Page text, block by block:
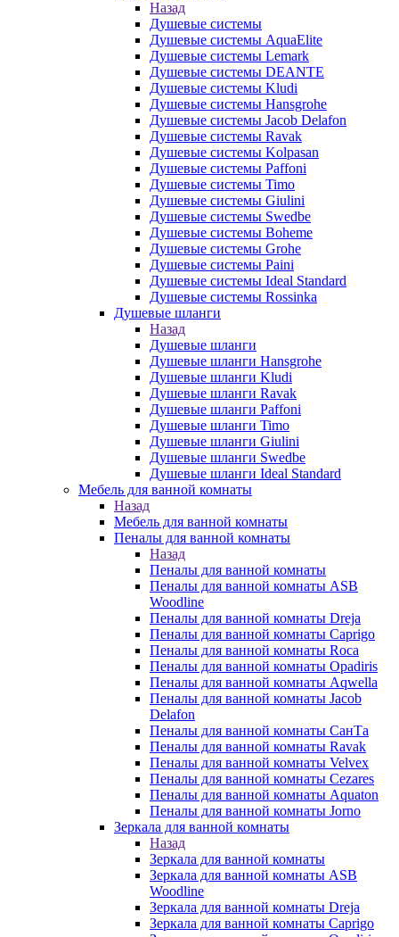
Назад
Душевые системы
Душевые системы AquaElite
Душевые системы Lemark
Душевые системы DEANTE
Душевые системы Kludi
Душевые системы Hansgrohe
Душевые системы Jacob Delafon
Душевые системы Ravak
Душевые системы Kolpasan
Душевые системы Paffoni
Душевые системы Timo
Душевые системы Giulini
Душевые системы Swedbe
Душевые системы Boheme
Душевые системы Grohe
Душевые системы Paini
Душевые системы Ideal Standard
Душевые системы Rossinka
Душевые шланги
Назад
Душевые шланги
Душевые шланги Hansgrohe
Душевые шланги Kludi
Душевые шланги Ravak
Душевые шланги Paffoni
Душевые шланги Timo
Душевые шланги Giulini
Душевые шланги Swedbe
Душевые шланги Ideal Standard
Мебель для ванной комнаты
Назад
Мебель для ванной комнаты
Пеналы для ванной комнаты
Назад
Пеналы для ванной комнаты
Пеналы для ванной комнаты ASB
Woodline
Пеналы для ванной комнаты Dreja
Пеналы для ванной комнаты Caprigo
Пеналы для ванной комнаты Roca
Пеналы для ванной комнаты Opadiris
Пеналы для ванной комнаты Aqwella
Пеналы для ванной комнаты Jacob
Delafon
Пеналы для ванной комнаты СанТа
Пеналы для ванной комнаты Ravak
Пеналы для ванной комнаты Velvex
Пеналы для ванной комнаты Cezares
Пеналы для ванной комнаты Aquaton
Пеналы для ванной комнаты Jorno
Зеркала для ванной комнаты
Назад
Зеркала для ванной комнаты
Зеркала для ванной комнаты ASB
Woodline
Зеркала для ванной комнаты Dreja
Зеркала для ванной комнаты Caprigo